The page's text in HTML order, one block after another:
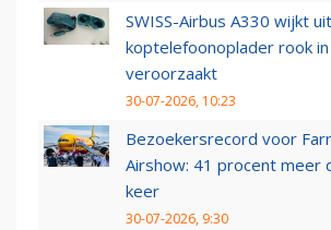
SWISS-Airbus A330 wijkt
koptelefoonoplader rook in
veroorzaakt
30-07-2026, 10:23
Bezoekersrecord voor
Airshow: 41 procent meer
keer
30-07-2026, 9:30